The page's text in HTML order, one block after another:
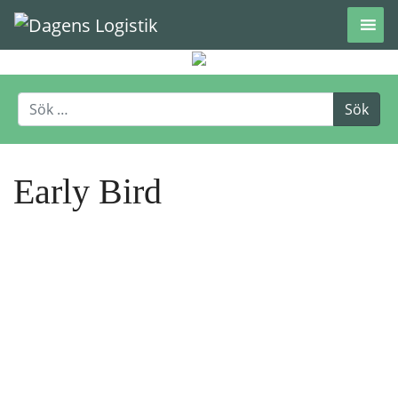
Hoppa till innehåll
Early Bird